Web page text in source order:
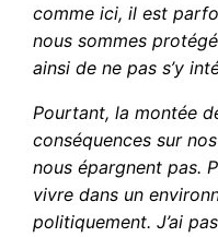
comme ici, il est
nous sommes
ainsi de ne pas s’y
Pourtant, la montée
conséquences sur
nous épargnent pas.
vivre dans un
politiquement. J’ai